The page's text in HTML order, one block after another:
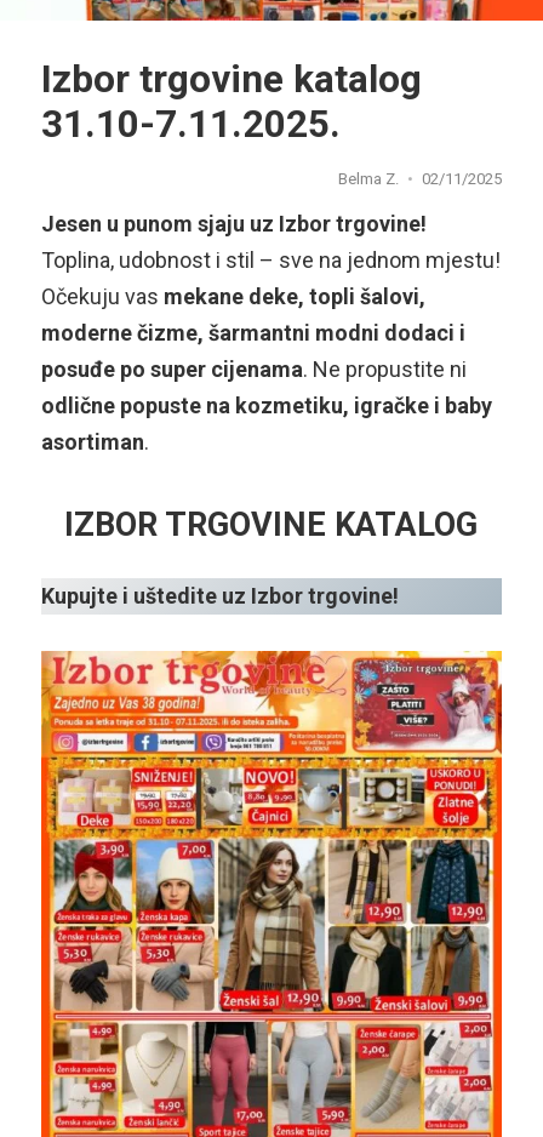
Izbor trgovine katalog
31.10-7.11.2025.
Belma Z. 02/11/2025
Jesen u punom sjaju uz Izbor trgovine!
Toplina, udobnost i stil – sve na jednom mjestu!
Očekuju vas mekane deke, topli šalovi,
moderne čizme, šarmantni modni dodaci i
posuđe po super cijenama. Ne propustite ni
odlične popuste na kozmetiku, igračke i baby
asortiman.
IZBOR TRGOVINE KATALOG
Kupujte i uštedite uz Izbor trgovine!